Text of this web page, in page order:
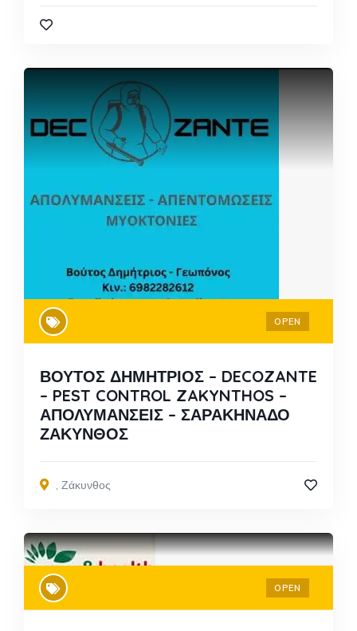
OPEN
ΒΟΥΤΟΣ ΔΗΜΗΤΡΙΟΣ – DECOZANTE
– PEST CONTROL ZAKYNTHOS –
ΑΠΟΛΥΜΑΝΣΕΙΣ – ΣΑΡΑΚΗΝΑΔΟ
ΖΑΚΥΝΘΟΣ
Ζάκυνθος
OPEN